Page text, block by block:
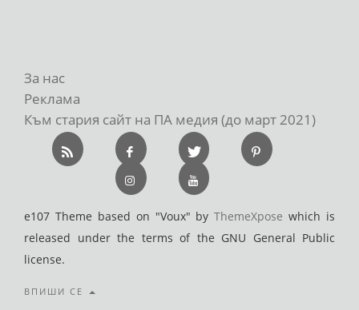
За нас
Реклама
Към стария сайт на ПА медия (до март 2021)
e107 Theme based on "Voux" byThemeXpose which is
released under the terms of the GNU General Public
license.
ВПИШИ СЕ